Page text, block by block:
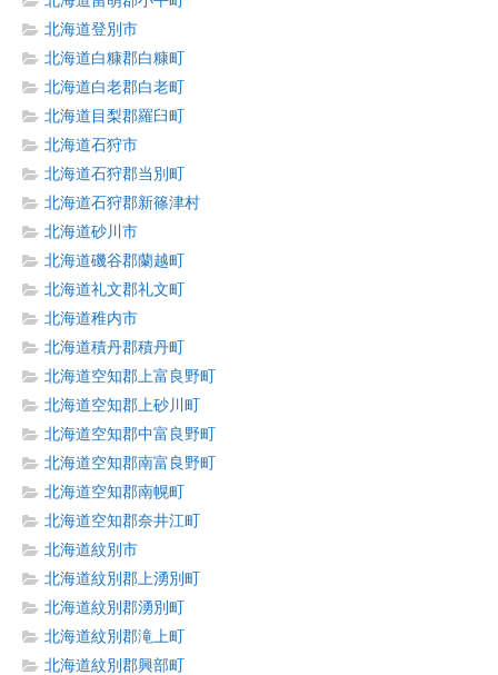
北海道登別市
北海道白糠郡白糠町
北海道白老郡白老町
北海道目梨郡羅臼町
北海道石狩市
北海道石狩郡当別町
北海道石狩郡新篠津村
北海道砂川市
北海道磯谷郡蘭越町
北海道礼文郡礼文町
北海道稚内市
北海道積丹郡積丹町
北海道空知郡上富良野町
北海道空知郡上砂川町
北海道空知郡中富良野町
北海道空知郡南富良野町
北海道空知郡南幌町
北海道空知郡奈井江町
北海道紋別市
北海道紋別郡上湧別町
北海道紋別郡湧別町
北海道紋別郡滝上町
北海道紋別郡興部町